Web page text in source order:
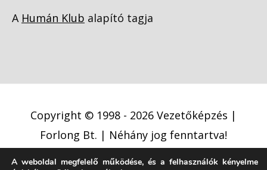
A Humán Klub alapító tagja
Copyright © 1998 - 2026 Vezetőképzés |
Forlong Bt. | Néhány jog fenntartva!
Adatkezelési tájékoztató
A weboldal megfelelő működése, és a felhasználók kényelme